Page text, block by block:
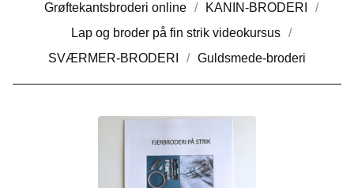
Grøftekantsbroderi online
KANIN-BRODERI
Lap og broder på fin strik videokursus
SVÆRMER-BRODERI
Guldsmede-broderi